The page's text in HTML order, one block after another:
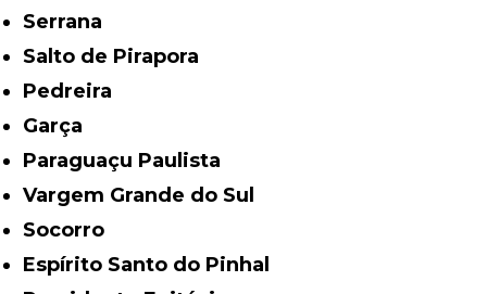
Serrana
Salto de Pirapora
Pedreira
Garça
Paraguaçu Paulista
Vargem Grande do Sul
Socorro
Espírito Santo do Pinhal